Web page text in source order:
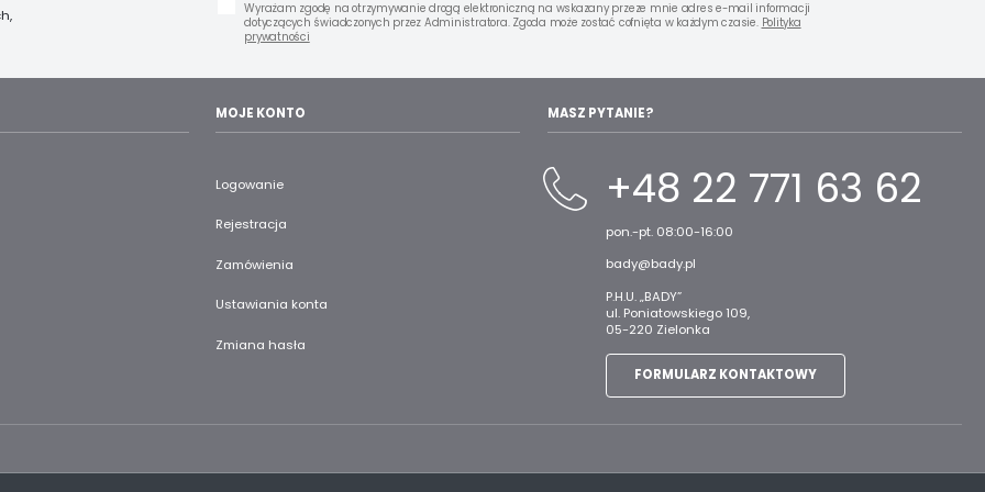
Wyrażam zgodę na otrzymywanie drogą elektroniczną na wskazany przeze mnie adres e-mail informacji
dotyczących świadczonych przez Administratora. Zgoda może zostać cofnięta w każdym czasie. Polityka
prywatności
MOJE KONTO
Logowanie
Rejestracja
Zamówienia
Ustawiania konta
Zmiana hasła
MASZ PYTANIE?
+48 22 771 63 62
pon.-pt. 08:00-16:00
bady@bady.pl
P.H.U. „BADY”
ul. Poniatowskiego 109,
05-220 Zielonka
FORMULARZ KONTAKTOWY